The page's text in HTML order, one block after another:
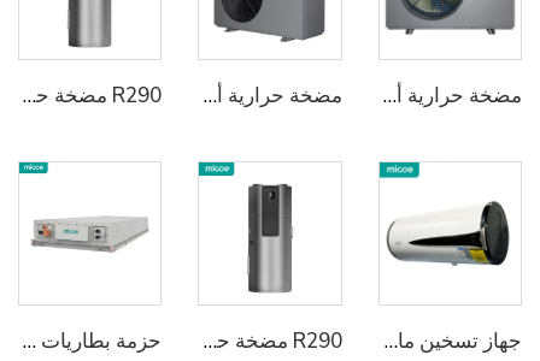
مضخة حرارية أحادية الكتلة R290 لتسخين المياه مضخة حرارية أحادية الكتلة R290 لتسخين المياه R290 مضخة حرارة متكاملة لتسخين المياه
جهاز تسخين ماء بالمضخة الحرارية مدمج ومثبت على الحائط R290 مضخة حرارة متكاملة لتسخين المياه حزمة بطاريات تخزين طاقة سلسلة البرودة السائلة 1P48S/1P52S حزمة بطارية مع حماية كاملة IP67 | نطاق درجة حرارة واسع مع التحكم الذكي في درجة الحرارة | تخزين طاقة صناعي معياري